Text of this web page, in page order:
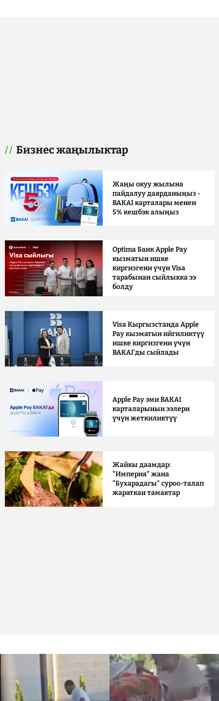
Бизнес жаңылыктар
Жаңы окуу жылына
пайдалуу даярданыңыз -
BAKAI карталары менен
5% кешбэк алыңыз
Optima Банк Apple Pay
кызматын ишке
киргизгени үчүн Visa
тарабынан сыйлыкка ээ
болду
Visa Кыргызстанда Apple
Pay кызматын ийгиликтүү
ишке киргизгени үчүн
BAKAI'ды сыйлады
Apple Pay эми BAKAI
карталарынын ээлери
үчүн жеткиликтүү
Жайкы даамдар:
"Империя" жана
"Бухарадагы" суроо-талап
жараткан тамактар